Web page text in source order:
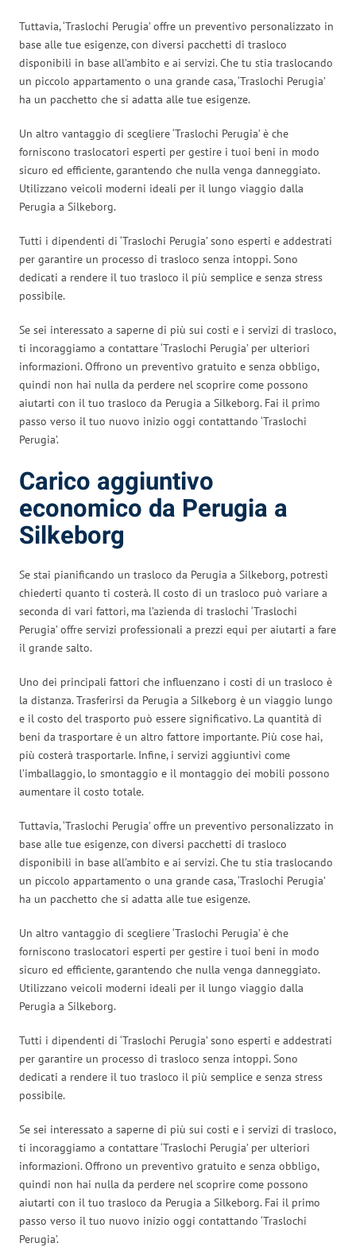
Tuttavia, ‘Traslochi Perugia’ offre un preventivo personalizzato in
base alle tue esigenze, con diversi pacchetti di trasloco
disponibili in base all’ambito e ai servizi. Che tu stia traslocando
un piccolo appartamento o una grande casa, ‘Traslochi Perugia’
ha un pacchetto che si adatta alle tue esigenze.
Un altro vantaggio di scegliere ‘Traslochi Perugia’ è che
forniscono traslocatori esperti per gestire i tuoi beni in modo
sicuro ed efficiente, garantendo che nulla venga danneggiato.
Utilizzano veicoli moderni ideali per il lungo viaggio dalla
Perugia a Silkeborg.
Tutti i dipendenti di ‘Traslochi Perugia’ sono esperti e addestrati
per garantire un processo di trasloco senza intoppi. Sono
dedicati a rendere il tuo trasloco il più semplice e senza stress
possibile.
Se sei interessato a saperne di più sui costi e i servizi di trasloco,
ti incoraggiamo a contattare ‘Traslochi Perugia’ per ulteriori
informazioni. Offrono un preventivo gratuito e senza obbligo,
quindi non hai nulla da perdere nel scoprire come possono
aiutarti con il tuo trasloco da Perugia a Silkeborg. Fai il primo
passo verso il tuo nuovo inizio oggi contattando ‘Traslochi
Perugia’.
Carico aggiuntivo
economico da Perugia a
Silkeborg
Se stai pianificando un trasloco da Perugia a Silkeborg, potresti
chiederti quanto ti costerà. Il costo di un trasloco può variare a
seconda di vari fattori, ma l’azienda di traslochi ‘Traslochi
Perugia’ offre servizi professionali a prezzi equi per aiutarti a fare
il grande salto.
Uno dei principali fattori che influenzano i costi di un trasloco è
la distanza. Trasferirsi da Perugia a Silkeborg è un viaggio lungo
e il costo del trasporto può essere significativo. La quantità di
beni da trasportare è un altro fattore importante. Più cose hai,
più costerà trasportarle. Infine, i servizi aggiuntivi come
l’imballaggio, lo smontaggio e il montaggio dei mobili possono
aumentare il costo totale.
Tuttavia, ‘Traslochi Perugia’ offre un preventivo personalizzato in
base alle tue esigenze, con diversi pacchetti di trasloco
disponibili in base all’ambito e ai servizi. Che tu stia traslocando
un piccolo appartamento o una grande casa, ‘Traslochi Perugia’
ha un pacchetto che si adatta alle tue esigenze.
Un altro vantaggio di scegliere ‘Traslochi Perugia’ è che
forniscono traslocatori esperti per gestire i tuoi beni in modo
sicuro ed efficiente, garantendo che nulla venga danneggiato.
Utilizzano veicoli moderni ideali per il lungo viaggio dalla
Perugia a Silkeborg.
Tutti i dipendenti di ‘Traslochi Perugia’ sono esperti e addestrati
per garantire un processo di trasloco senza intoppi. Sono
dedicati a rendere il tuo trasloco il più semplice e senza stress
possibile.
Se sei interessato a saperne di più sui costi e i servizi di trasloco,
ti incoraggiamo a contattare ‘Traslochi Perugia’ per ulteriori
informazioni. Offrono un preventivo gratuito e senza obbligo,
quindi non hai nulla da perdere nel scoprire come possono
aiutarti con il tuo trasloco da Perugia a Silkeborg. Fai il primo
passo verso il tuo nuovo inizio oggi contattando ‘Traslochi
Perugia’.